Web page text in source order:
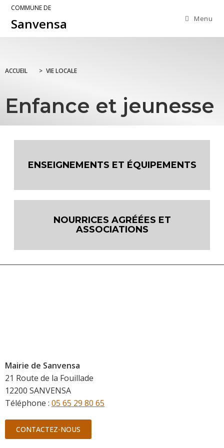
COMMUNE DE
Sanvensa Menu
ACCUEIL > VIE LOCALE
Enfance et jeunesse
ENSEIGNEMENTS ET ÉQUIPEMENTS
NOURRICES AGRÉÉES ET
ASSOCIATIONS
Mairie de Sanvensa
21 Route de la Fouillade
12200 SANVENSA
Téléphone : 05 65 29 80 65
CONTACTEZ-NOUS